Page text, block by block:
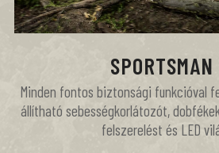
SPORTSMAN
Minden fontos biztonsági funkcióval
állítható sebességkorlátozót,
felszerelést és LED